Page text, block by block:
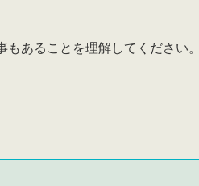
あることを理解してください。